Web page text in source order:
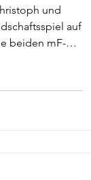
und
auf
beiden mF-
den Minis
die